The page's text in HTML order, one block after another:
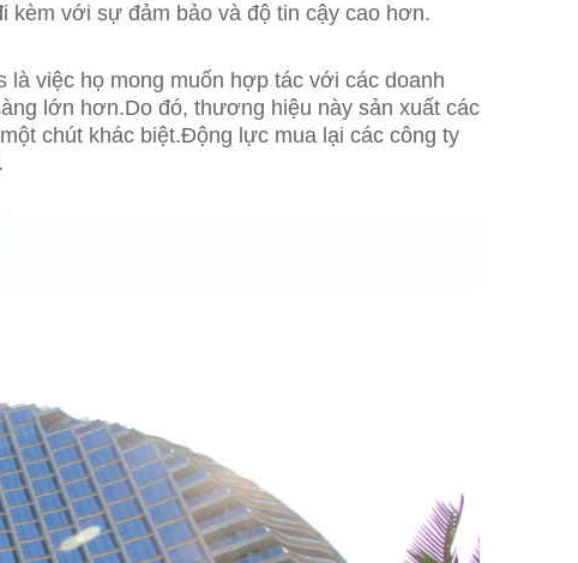
với sự đảm bảo và độ tin cậy cao hơn.
việc họ mong muốn hợp tác với các doanh
lớn hơn.Do đó, thương hiệu này sản xuất các
chút khác biệt.Động lực mua lại các công ty